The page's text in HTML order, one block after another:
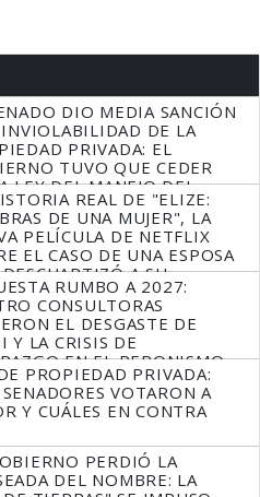
DIO MEDIA SANCIÓN
DE LA
PRIVADA: EL
TUVO QUE CEDER
LEY DEL MANEJO DEL
REAL DE "ELIZE:
DE UNA MUJER", LA
PELÍCULA DE NETFLIX
EL CASO DE UNA ESPOSA
A SU
RUMBO A 2027:
CONSULTORAS
EL DESGASTE DE
Y LA CRISIS DE
EN EL PERONISMO
PROPIEDAD PRIVADA:
VOTARON A
Y CUÁLES EN CONTRA
PERDIÓ LA
DEL NOMBRE: LA